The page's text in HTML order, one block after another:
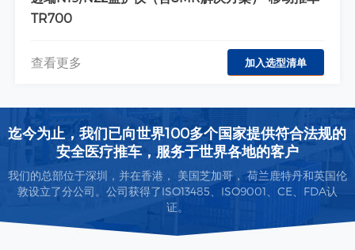
TR700
查看更多 加入选型清单
迄今为止，我们已向世界100多个国家提供符合法规的
安全医疗推车，服务于世界各地的客户
我们的总部位于深圳，并在香港， 美国芝加哥， 荷兰鹿特丹和英国伦
敦设立了分公司。公司获得了ISO13485、ISO9001、CE、FDA认
证。